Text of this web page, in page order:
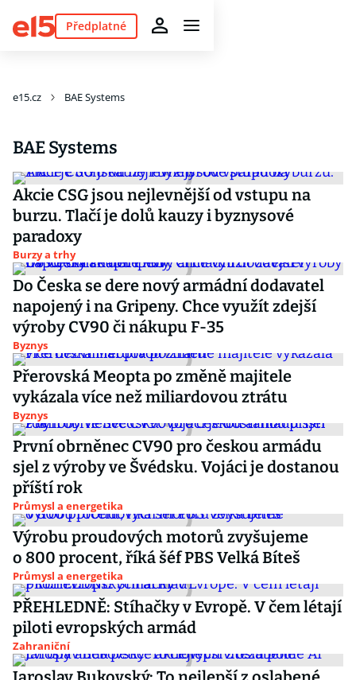
Předplatné
e15.cz BAE Systems
BAE Systems
Akcie CSG jsou nejlevnější od vstupu na
burzu. Tlačí je dolů kauzy i byznysové
paradoxy
Burzy a trhy
Do Česka se dere nový armádní dodavatel
napojený i na Gripeny. Chce využít zdejší
výroby CV90 či nákupu F-35
Byznys
Přerovská Meopta po změně majitele
vykázala více než miliardovou ztrátu
Byznys
První obrněnec CV90 pro českou armádu
sjel z výroby ve Švédsku. Vojáci je dostanou
příští rok
Průmysl a energetika
Výrobu proudových motorů zvyšujeme
o 800 procent, říká šéf PBS Velká Bíteš
Průmysl a energetika
PŘEHLEDNĚ: Stíhačky v Evropě. V čem létají
piloti evropských armád
Zahraniční